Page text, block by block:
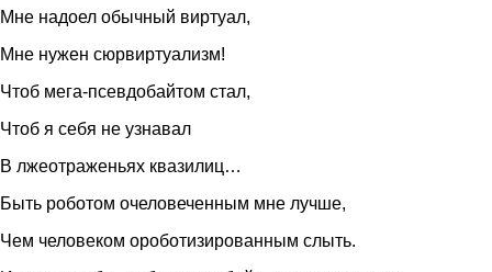
Мне надоел обычный виртуал,
Мне нужен сюрвиртуализм!
Чтоб мега-псевдобайтом стал,
Чтоб я себя не узнавал
В лжеотраженьях квазилиц…
Быть роботом очеловеченным мне лучше,
Чем человеком ороботизированным слыть.